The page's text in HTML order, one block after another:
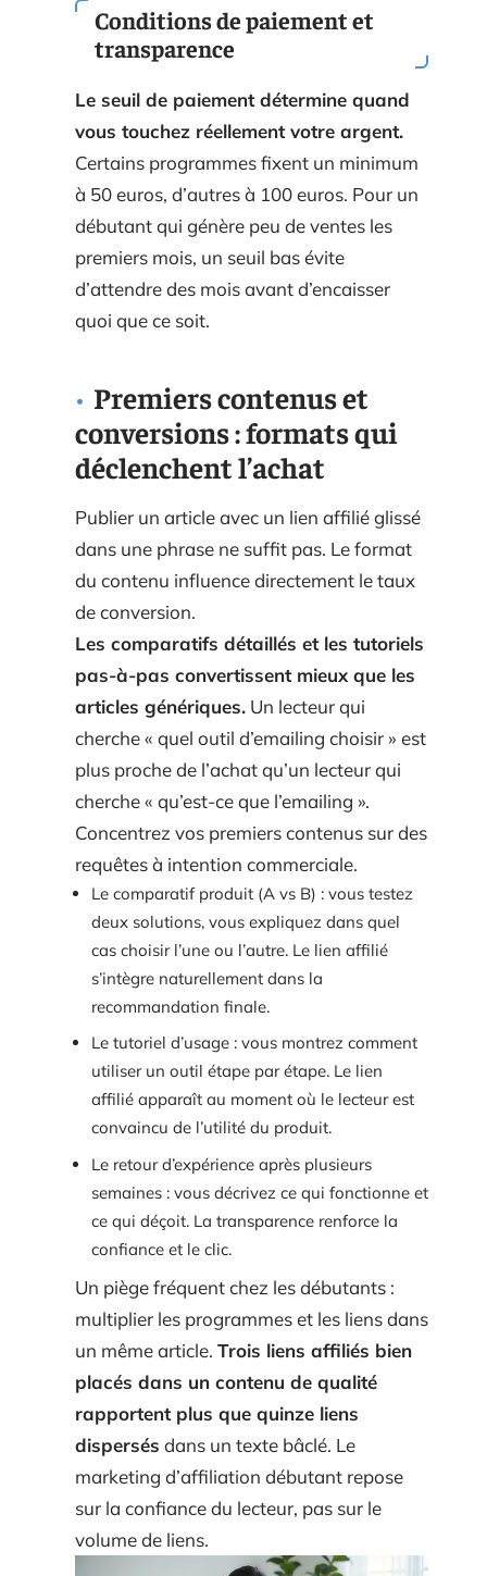
Conditions de paiement et
transparence
Le seuil de paiement détermine quand
vous touchez réellement votre argent.
Certains programmes fixent un minimum
à 50 euros, d’autres à 100 euros. Pour un
débutant qui génère peu de ventes les
premiers mois, un seuil bas évite
d’attendre des mois avant d’encaisser
quoi que ce soit.
Premiers contenus et
conversions : formats qui
déclenchent l’achat
Publier un article avec un lien affilié glissé
dans une phrase ne suffit pas. Le format
du contenu influence directement le taux
de conversion.
Les comparatifs détaillés et les tutoriels
pas-à-pas convertissent mieux que les
articles génériques. Un lecteur qui
cherche « quel outil d’emailing choisir » est
plus proche de l’achat qu’un lecteur qui
cherche « qu’est-ce que l’emailing ».
Concentrez vos premiers contenus sur des
requêtes à intention commerciale.
Le comparatif produit (A vs B) : vous testez
deux solutions, vous expliquez dans quel
cas choisir l’une ou l’autre. Le lien affilié
s’intègre naturellement dans la
recommandation finale.
Le tutoriel d’usage : vous montrez comment
utiliser un outil étape par étape. Le lien
affilié apparaît au moment où le lecteur est
convaincu de l’utilité du produit.
Le retour d’expérience après plusieurs
semaines : vous décrivez ce qui fonctionne et
ce qui déçoit. La transparence renforce la
confiance et le clic.
Un piège fréquent chez les débutants :
multiplier les programmes et les liens dans
un même article. Trois liens affiliés bien
placés dans un contenu de qualité
rapportent plus que quinze liens
dispersés dans un texte bâclé. Le
marketing d’affiliation débutant repose
sur la confiance du lecteur, pas sur le
volume de liens.